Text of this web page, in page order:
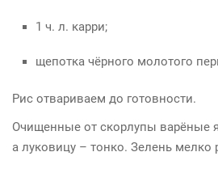
1 ч. л. карри;
щепотка чёрного молотого
Рис отвариваем до готовности.
Очищенные от скорлупы варёные
а луковицу – тонко. Зелень мелко